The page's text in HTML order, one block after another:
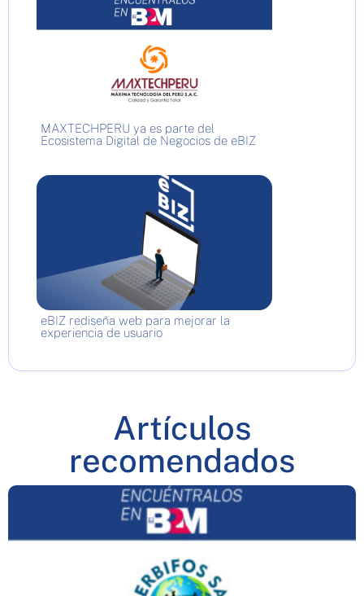
MAXTECHPERU ya es parte del
Ecosistema Digital de Negocios de eBIZ
eBIZ rediseña web para mejorar la
experiencia de usuario
Artículos
recomendados